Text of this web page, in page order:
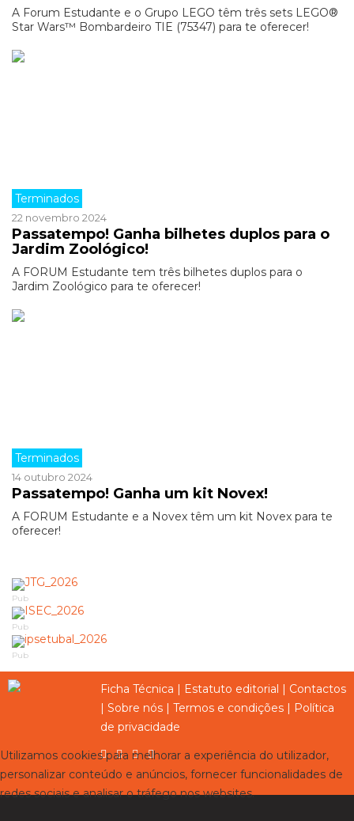
A Forum Estudante e o Grupo LEGO têm três sets LEGO®
Star Wars™ Bombardeiro TIE (75347) para te oferecer!
Terminados
22 novembro 2024
Passatempo! Ganha bilhetes duplos para o
Jardim Zoológico!
A FORUM Estudante tem três bilhetes duplos para o
Jardim Zoológico para te oferecer!
Terminados
14 outubro 2024
Passatempo! Ganha um kit Novex!
A FORUM Estudante e a Novex têm um kit Novex para te
oferecer!
Pub
Pub
Pub
Ficha Técnica Estatuto editorial
Contactos
Sobre nós Termos e condições
Política
de privacidade
Utilizamos cookies para melhorar a experiência do utilizador,
personalizar conteúdo e anúncios, fornecer funcionalidades de
redes sociais e analisar o tráfego nos websites.